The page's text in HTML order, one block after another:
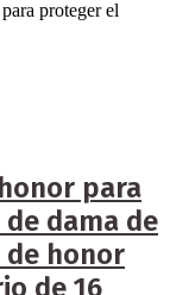
proteger el
para
dama de
de honor
de 16